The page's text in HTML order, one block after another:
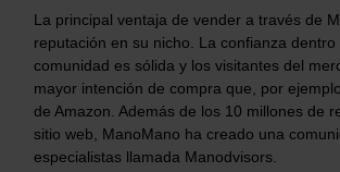
La principal ventaja de vender a través de
reputación en su nicho. La confianza dentro
comunidad es sólida y los visitantes del
mayor intención de compra que, por
de Amazon. Además de los 10 millones de
sitio web, ManoMano ha creado una
especialistas llamada Manodvisors.